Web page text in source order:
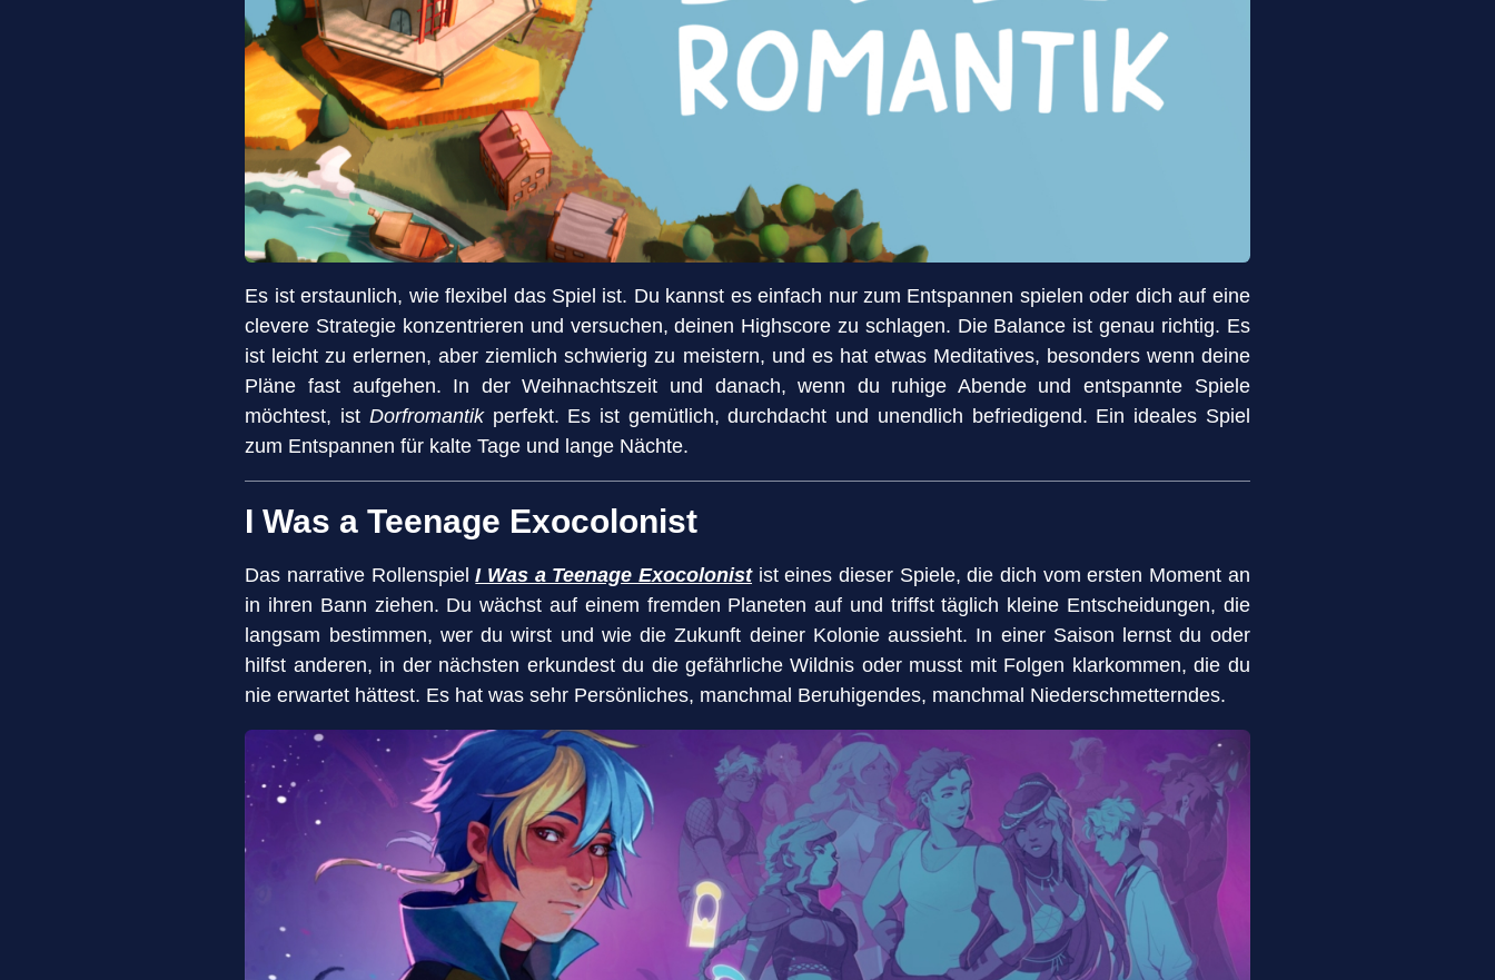
Es ist erstaunlich, wie flexibel das Spiel ist. Du kannst es einfach nur zum Entspannen spielen oder dich auf eine
clevere Strategie konzentrieren und versuchen, deinen Highscore zu schlagen. Die Balance ist genau richtig. Es
ist leicht zu erlernen, aber ziemlich schwierig zu meistern, und es hat etwas Meditatives, besonders wenn deine
Pläne fast aufgehen. In der Weihnachtszeit und danach, wenn du ruhige Abende und entspannte Spiele
möchtest, ist Dorfromantikperfekt. Es ist gemütlich, durchdacht und unendlich befriedigend. Ein ideales Spiel
zum Entspannen für kalte Tage und lange Nächte.
I Was a Teenage Exocolonist
Das narrative RollenspielI Was a Teenage Exocolonistist eines dieser Spiele, die dich vom ersten Moment an
in ihren Bann ziehen. Du wächst auf einem fremden Planeten auf und triffst täglich kleine Entscheidungen, die
langsam bestimmen, wer du wirst und wie die Zukunft deiner Kolonie aussieht. In einer Saison lernst du oder
hilfst anderen, in der nächsten erkundest du die gefährliche Wildnis oder musst mit Folgen klarkommen, die du
nie erwartet hättest. Es hat was sehr Persönliches, manchmal Beruhigendes, manchmal Niederschmetterndes.